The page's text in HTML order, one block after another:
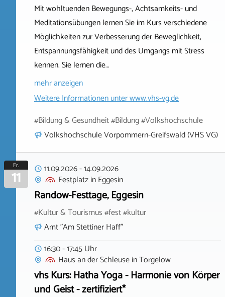
Mit wohltuenden Bewegungs-, Achtsamkeits- und
Meditationsübungen lernen Sie im Kurs verschiedene
Möglichkeiten zur Verbesserung der Beweglichkeit,
Entspannungsfähigkeit und des Umgangs mit Stress
kennen. Sie lernen die…
mehr anzeigen
Weitere Informationen unterwww.vhs-vg.de
#Bildung & Gesundheit #Bildung #Volkshochschule
Volkshochschule Vorpommern-Greifswald (VHS VG)
Fr.
11 11.09.2026-14.09.2026
FestplatzinEggesin
Randow-Festtage, Eggesin
#Kultur & Tourismus #fest #kultur
Amt "Am Stettiner Haff"
16:30 - 17:45 Uhr
Haus an der SchleuseinTorgelow
vhs Kurs: Hatha Yoga - Harmonie von Körper
und Geist - zertifiziert*